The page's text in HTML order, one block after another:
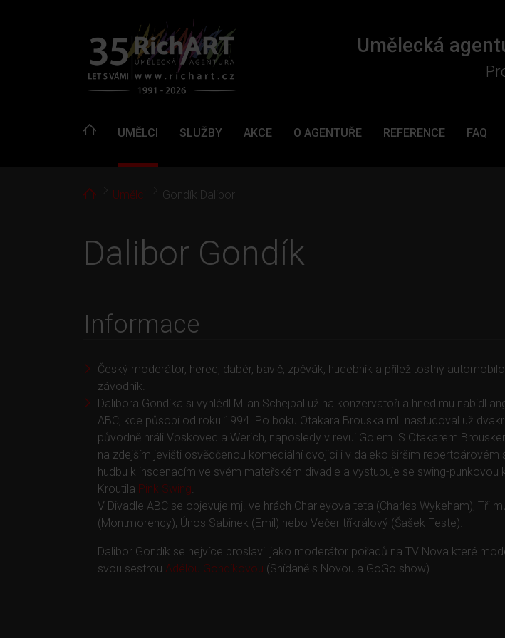
Umělecká
UMĚLCI SLUŽBY AKCE O AGENTUŘE REFERENCE FAQ
HomeUmělci Gondík Dalibor
Dalibor Gondík
Informace
Český moderátor, herec, dabér, bavič, zpěvák, hudebník a příležitostný
závodník.
Dalibora Gondíka si vyhlédl Milan Schejbal už na konzervatoři a hned mu nabídl
ABC, kde působí od roku 1994. Po boku Otakara Brouska ml. nastudoval už
původně hráli Voskovec a Werich, naposledy v revui Golem. S Otakarem
na zdejším jevišti osvědčenou komediální dvojici i v daleko širším repertoárovém
hudbu k inscenacím ve svém mateřském divadle a vystupuje se swing-punkovou
Kroutila Pink Swing
V Divadle ABC se objevuje mj. ve hrách Charleyova teta (Charles Wykeham), Tři
(Montmorency), Únos Sabinek (Emil) nebo Večer tříkrálový (Šašek Feste).
Dalibor Gondík se nejvíce proslavil jako moderátor pořadů na TV Nova které
svou sestrou Adélou Gondíkovou (Snídaně s Novou a GoGo show)